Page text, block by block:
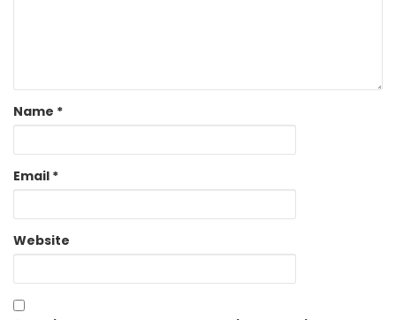
Name *
Email *
Website